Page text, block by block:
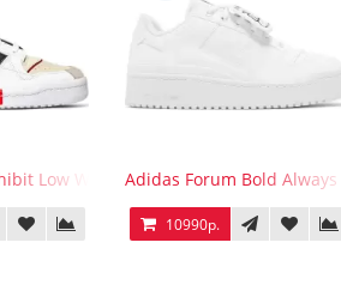
Low White Vivid RedAdidas Forum Bold
10990р.